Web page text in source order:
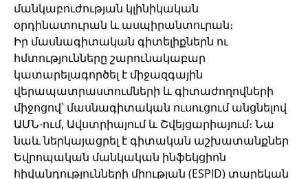
մանկաբուժության կլինիկական
օրդինատուրան և ասպիրանտուրան։
Իր մասնագիտական գիտելիքներն ու
հմտությունները շարունակաբար
կատարելագործել է միջազգային
վերապատրաստումների և գիտաժողովների
միջոցով՝ մասնագիտական ուսուցում անցնելով
ԱՄՆ-ում, Ավստրիայում և Շվեյցարիայում։ Նա
նաև ներկայացրել է գիտական աշխատանքներ
Եվրոպական մանկական ինֆեկցիոն
հիվանդությունների միության (ESPID) տարեկան